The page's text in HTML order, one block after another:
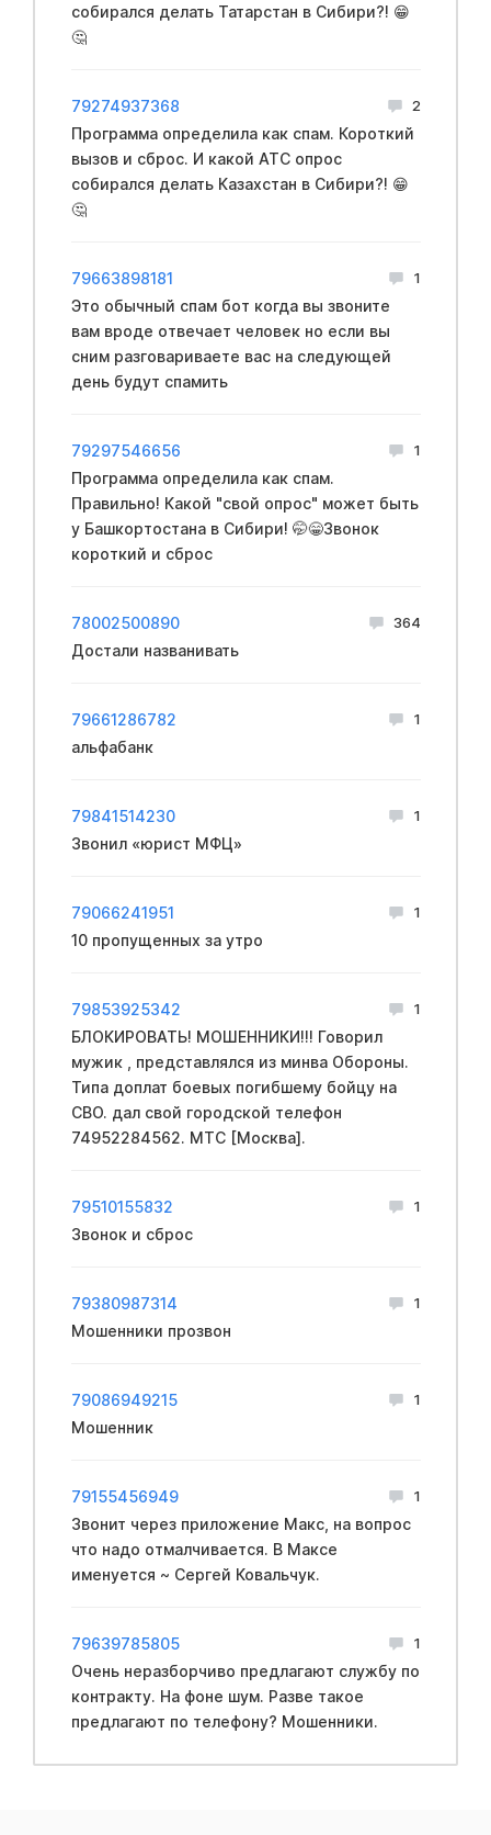
собирался делать Татарстан в Сибири?! 😁
🤔
79274937368 2
Программа определила как спам. Короткий
вызов и сброс. И какой АТС опрос
собирался делать Казахстан в Сибири?! 😁
🤔
79663898181 1
Это обычный спам бот когда вы звоните
вам вроде отвечает человек но если вы
сним разговариваете вас на следующей
день будут спамить
79297546656 1
Программа определила как спам.
Правильно! Какой "свой опрос" может быть
у Башкортостана в Сибири! 🤭😁Звонок
короткий и сброс
78002500890 364
Достали названивать
79661286782 1
альфабанк
79841514230 1
Звонил «юрист МФЦ»
79066241951 1
10 пропущенных за утро
79853925342 1
БЛОКИРОВАТЬ! МОШЕННИКИ!!! Говорил
мужик , представлялся из минва Обopoны.
Типа доплат бoeвых пoгибшему бoйцу на
CBО. дал свой городской телефон
74952284562. МТС [Москва].
79510155832 1
Звонок и сброс
79380987314 1
Мошенники прозвон
79086949215 1
Мошенник
79155456949 1
Звонит через приложение Макс, на вопрос
что надо отмалчивается. В Максе
именуется ~ Сергей Ковальчук.
79639785805 1
Очень неразборчиво предлагают службу по
контракту. На фоне шум. Разве такое
предлагают по телефону? Мошенники.